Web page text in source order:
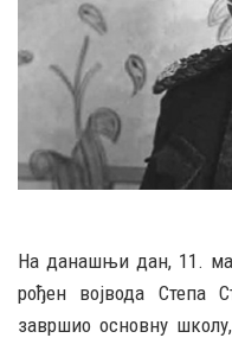
На данашњи дан, 11.
рођен војвода Степа
завршио основну